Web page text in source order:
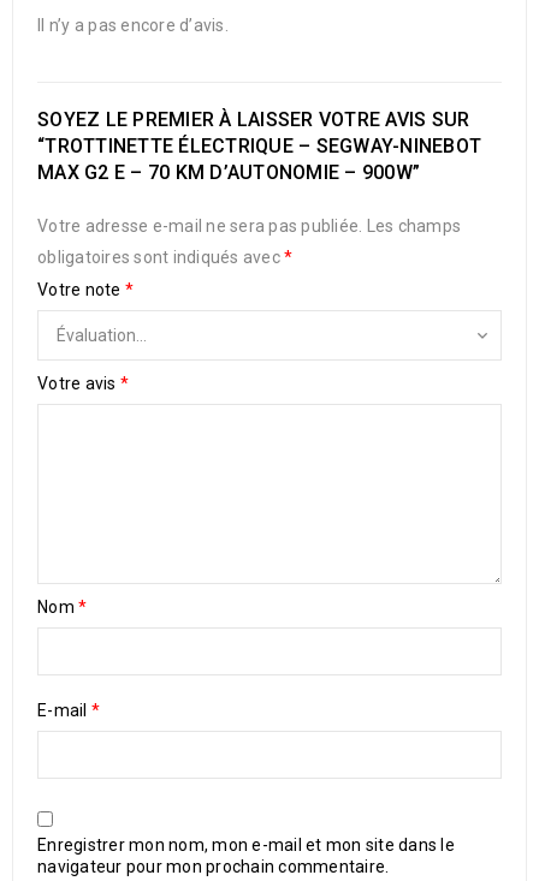
Il n’y a pas encore d’avis.
SOYEZ LE PREMIER À LAISSER VOTRE AVIS SUR
“TROTTINETTE ÉLECTRIQUE – SEGWAY-NINEBOT
MAX G2 E – 70 KM D’AUTONOMIE – 900W”
Votre adresse e-mail ne sera pas publiée.
Les champs
obligatoires sont indiqués avec*
Votre note *
Votre avis *
Nom *
E-mail *
Enregistrer mon nom, mon e-mail et mon site dans le
navigateur pour mon prochain commentaire.